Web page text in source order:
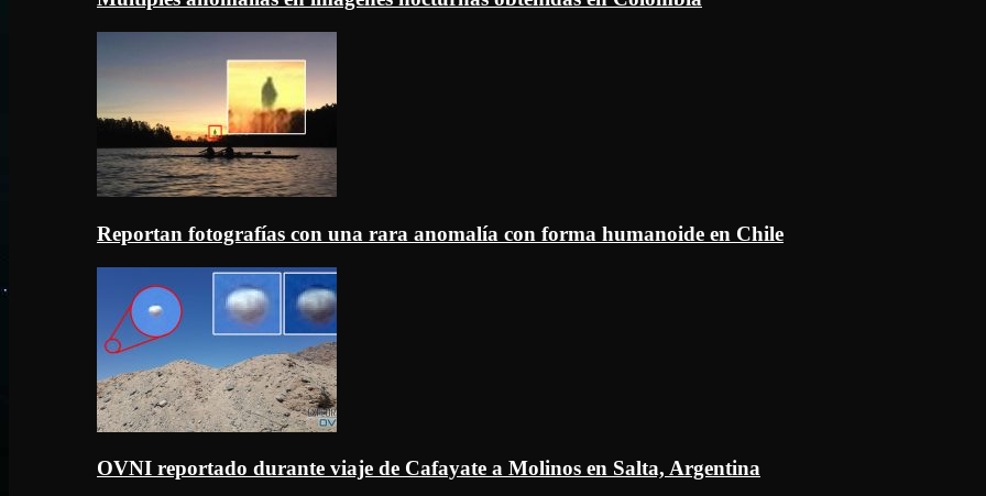
Reportan fotografías con una rara anomalía con forma humanoide en Chile
OVNI reportado durante viaje de Cafayate a Molinos en Salta, Argentina